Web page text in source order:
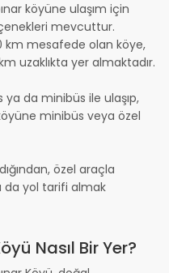
köyüne ulaşım için
mevcuttur.
km mesafede olan köye,
uzaklıkta yer almaktadır.
ya da minibüs ile ulaşıp,
minibüs veya özel
özel araçla
da yol tarifi almak
Nasıl Bir Yer?